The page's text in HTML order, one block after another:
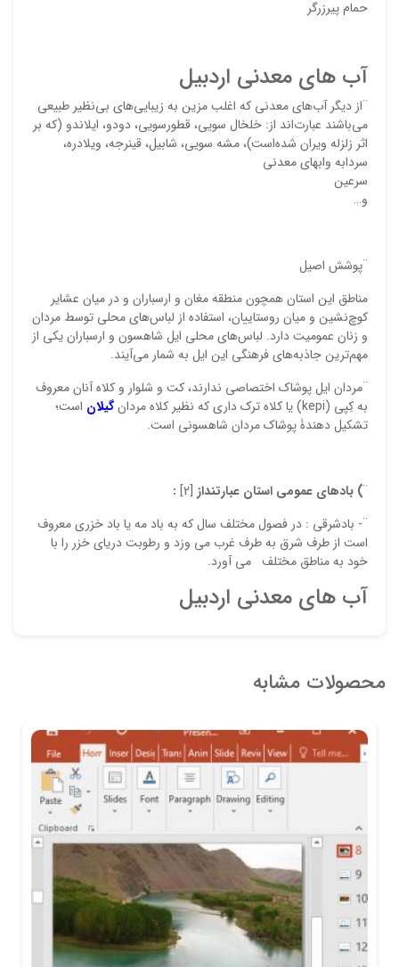
حمام پیرزرگر
آب های معدنی اردبیل
¨از دیگر آب‌های معدنی که اغلب مزین به زیبایی‌های بی‌نظیر طبیعی
می‌باشند عبارت‌اند از: خلخال سویی، قطورسویی، دودو، ایلاندو (که بر
اثر زلزله ویران شده‌است)، مشه سویی، شابیل، قینرجه، ویلادره،
سردابه وابهای معدنی
سرعین
و…
¨پوشش اصیل
مناطق این استان همچون منطقه مغان و ارسباران و در میان عشایر
كوچ‌نشین و میان روستاییان، استفاده از لباس‌های محلی توسط مردان
و زنان عمومیت دارد. لباس‌های محلی ایل شاهسون و ارسباران یكی از
مهم‌ترین جاذبه‌های فرهنگی این ایل به شمار می‌آیند.
¨مردان ایل پوشاک اختصاصی ندارند، كت و شلوار و كلاه آنان معروف
به كِپی (kepi) یا كلاه ترک داری كه نظیر كلاه مردان
گیلان است؛
تشكیل دهندۀ پوشاک مردان شاهسونی است.
¨) بادهاي عمومي استان عبارتنداز [2]
:
¨- بادشرقي : در فصول مختلف سال كه به باد مه يا باد خزري معروف
است از طرف شرق به طرف غرب مي وزد و رطوبت درياي خزر را با
خود به مناطق مختلف مي آورد.
آب های معدنی اردبیل
محصولات مشابه